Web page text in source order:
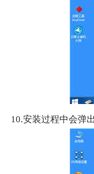
10.安装过程中会弹